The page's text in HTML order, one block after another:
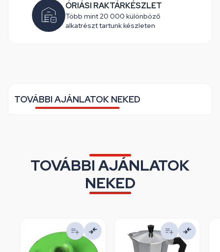
ÓRIÁSI RAKTÁRKÉSZLET
Több mint 20 000 különböző
alkatrészt tartunk készleten
TOVÁBBI AJÁNLATOK NEKED
TOVÁBBI AJÁNLATOK
NEKED